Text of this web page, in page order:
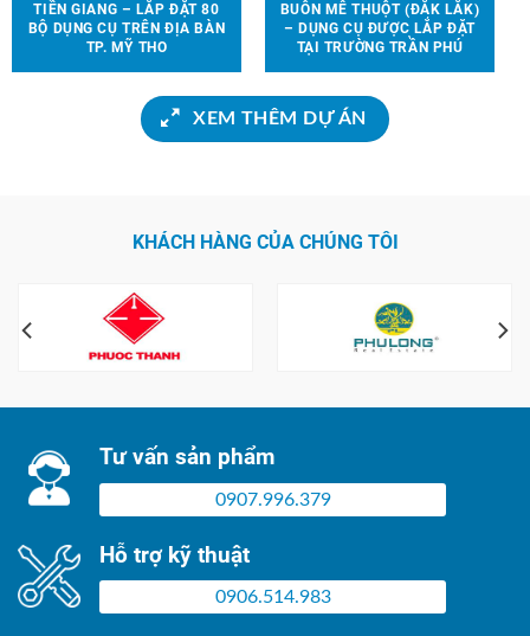
TIỀN GIANG – LẮP ĐẶT 80
BỘ DỤNG CỤ TRÊN ĐỊA BÀN
TP. MỸ THO
BUÔN MÊ THUỘT (ĐẮK LẮK)
– DỤNG CỤ ĐƯỢC LẮP ĐẶT
TẠI TRƯỜNG TRẦN PHÚ
XEM THÊM DỰ ÁN
KHÁCH HÀNG CỦA CHÚNG TÔI
Tư vấn sản phẩm
0907.996.379
Hỗ trợ kỹ thuật
0906.514.983